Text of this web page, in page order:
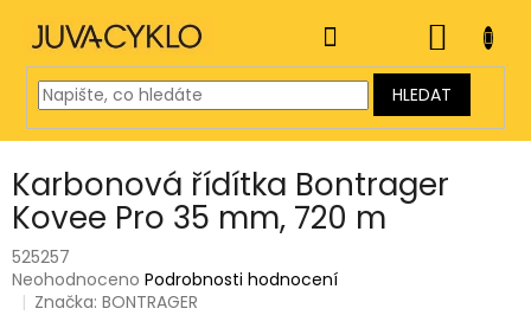
obsah
HLEDAT
KOŠÍK
Karbonová řídítka Bontrager
Kovee Pro 35 mm, 720 m
525257
Průměrné
hodnocení
Neohodnoceno Podrobnosti hodnocení
Značka:BONTRAGER